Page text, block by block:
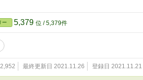
ー 5,379 位 / 5,379件
最終更新日 2021.11.26 登録日 2021.11.21